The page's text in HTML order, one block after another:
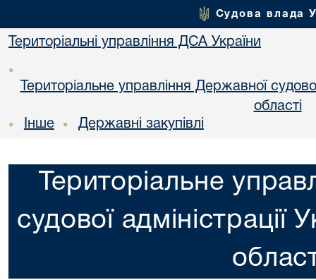
Судова влада
Територіальні управління ДСА України
•
Територіальне управління Державної
областi
• Інше • Державні закупівлі
Територіальне
судової адміністрації